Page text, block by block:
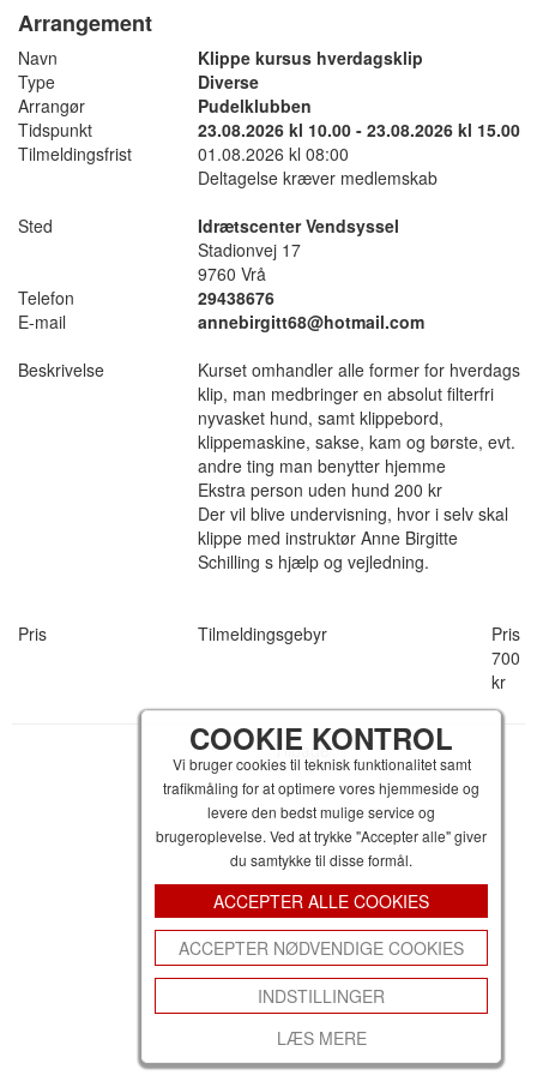
COOKIE KONTROL
Vi bruger cookies til teknisk funktionalitet samt
trafikmåling for at optimere vores hjemmeside og
levere den bedst mulige service og
brugeroplevelse. Ved at trykke "Accepter alle" giver
du samtykke til disse formål.
ACCEPTER ALLE COOKIES
ACCEPTER NØDVENDIGE COOKIES
INDSTILLINGER
LÆS MERE
Arrangement
Navn
Klippe kursus hverdagsklip
Type
Diverse
Arrangør
Pudelklubben
Tidspunkt
23.08.2026 kl 10.00 - 23.08.2026 kl 15.00
Tilmeldingsfrist
01.08.2026 kl 08:00
Deltagelse kræver medlemskab
Sted
Idrætscenter Vendsyssel
Stadionvej 17
9760 Vrå
Telefon
29438676
E-mail
annebirgitt68@hotmail.com
Beskrivelse
Kurset omhandler alle former for hverdags
klip, man medbringer en absolut filterfri
nyvasket hund, samt klippebord,
klippemaskine, sakse, kam og børste, evt.
andre ting man benytter hjemme
Ekstra person uden hund 200 kr
Der vil blive undervisning, hvor i selv skal
klippe med instruktør Anne Birgitte
Schilling s hjælp og vejledning.
Pris Tilmeldingsgebyr
Pris
700
kr
Tilbage